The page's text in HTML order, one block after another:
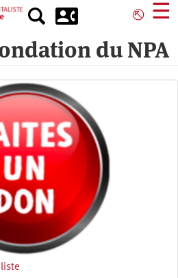
⎋ ☰
du NPA